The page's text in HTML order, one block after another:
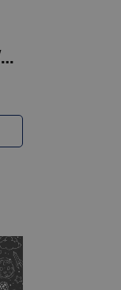
Klade rūtiņu A5/48lpp Globuss, 2023